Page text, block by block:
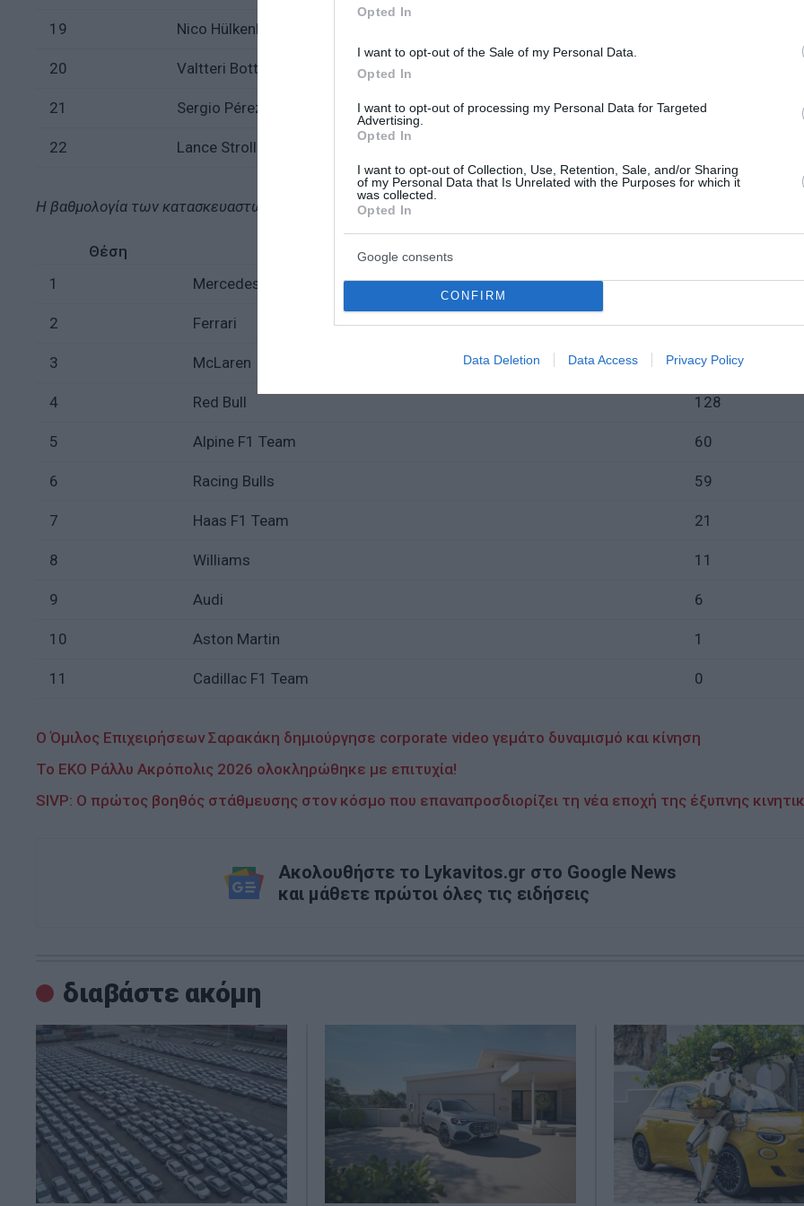
Opted In
I want to opt-out of the Sale of my Personal Data.
Opted In
I want to opt-out of processing my Personal Data for Targeted
Advertising.
Opted In
I want to opt-out of Collection, Use, Retention, Sale, and/or Sharing
of my Personal Data that Is Unrelated with the Purposes for which it
was collected.
Opted In
Google consents
CONFIRM
Data Deletion Data Access Privacy Policy
19 Nico Hülkenberg
20 Valtteri Bottas
21 Sergio Pérez
22 Lance Stroll
Η βαθμολογία των κατασκευαστών:
Θέση Ομάδα
1
Mercedes 333
2 Ferrari 255
3 McLaren 179
4 Red Bull 128
5 Alpine F1 Team 60
6 Racing Bulls 59
7 Haas F1 Team 21
8 Williams 11
9 Audi 6
10 Aston Martin 1
11 Cadillac F1 Team 0
Ο Όμιλος Επιχειρήσεων Σαρακάκη δημιούργησε corporate video γεμάτο δυναμισμό και κίνηση
Το ΕΚΟ Ράλλυ Ακρόπολις 2026 ολοκληρώθηκε με επιτυχία!
SIVP: Ο πρώτος βοηθός στάθμευσης στον κόσμο που επαναπροσδιορίζει τη νέα εποχή της έξυπνης
Ακολουθήστε το Lykavitos.gr στο Google News
και μάθετε πρώτοι όλες τις ειδήσεις
διαβάστε ακόμη